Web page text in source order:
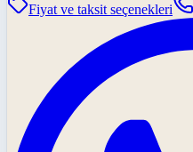
Fiyat ve taksit seçenekleri